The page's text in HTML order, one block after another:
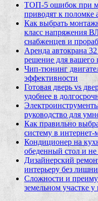
ТОП-5 ошибок при
приводят к поломке
Как выбрать
класс напряжения
снабженцев и
Аренда автокрана
решение для вашего
Чип‑тюнинг
эффективности
Готовая дверь vs
удобнее в
руководство для
Как правильно
систему в
Кондиционер на
обеденный стол и
Дизайнерский
интерьеру без
Сложности и
земельном участке